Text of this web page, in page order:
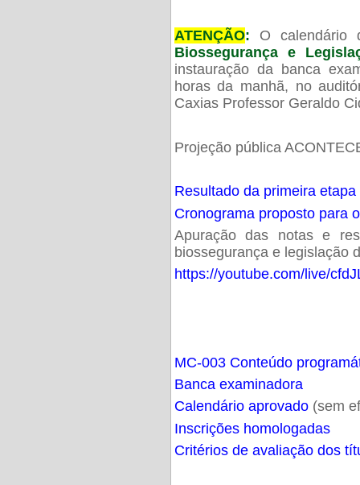
ATENÇÃO: O calendário
Biossegurança e
instauração da banca
horas da manhã, no
Caxias Professor Geraldo
Projeção pública
Resultado da primeira
Cronograma proposto para
Apuração das notas e
biossegurança e legislação
https://youtube.com/live/
MC-003 Conteúdo
Banca examinadora
Calendário aprovado(sem
Inscrições homologadas
Critérios de avaliação dos